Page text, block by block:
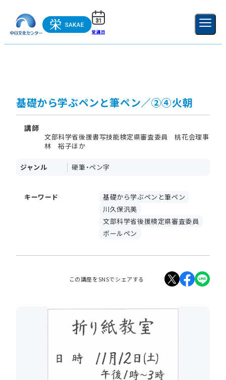
受講日 新規登録
基礎から学ぶペンと筆ペン／②④火朝
講師
文部科学省後援書写技能検定県審査委員 桃花会理事
林 裕子ほか
ジャンル 硬筆・ペン字
キーワード
基礎から学ぶペンと筆ペン
川久保汎美
文部科学省後援検定県審査委員
ボールペン
この講座をSNSでシェアする